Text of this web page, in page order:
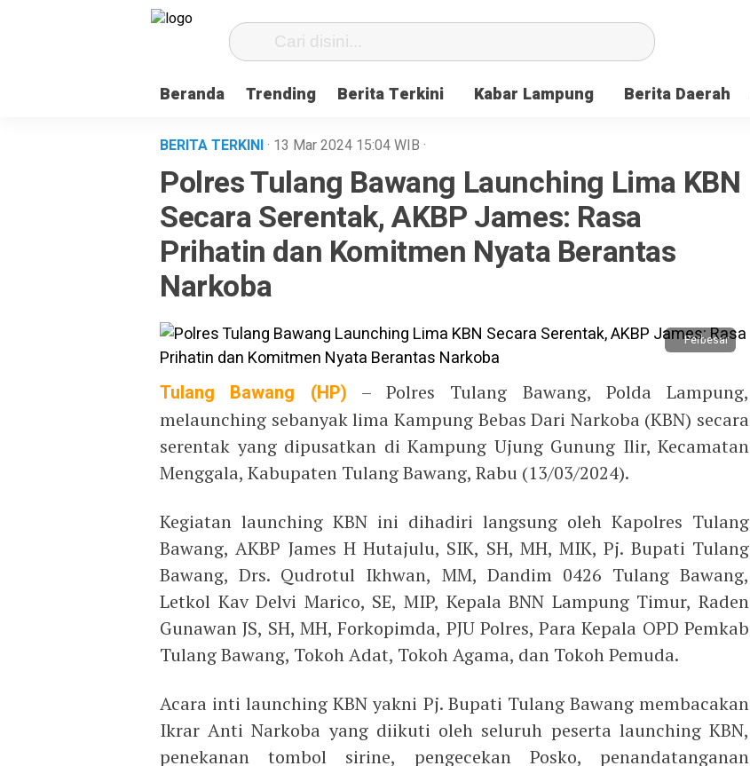
Beranda Trending Berita Terkini Kabar Lampung Berita Daerah
BERITA TERKINI· 13 Mar 2024 15:04WIB ·
Polres Tulang Bawang Launching Lima KBN
Secara Serentak, AKBP James: Rasa
Prihatin dan Komitmen Nyata Berantas
Narkoba
Perbesar
Tulang Bawang (HP) – Polres Tulang Bawang, Polda Lampung,
melaunching sebanyak lima Kampung Bebas Dari Narkoba (KBN) secara
serentak yang dipusatkan di Kampung Ujung Gunung Ilir, Kecamatan
Menggala, Kabupaten Tulang Bawang, Rabu (13/03/2024).
Kegiatan launching KBN ini dihadiri langsung oleh Kapolres Tulang
Bawang, AKBP James H Hutajulu, SIK, SH, MH, MIK, Pj. Bupati Tulang
Bawang, Drs. Qudrotul Ikhwan, MM, Dandim 0426 Tulang Bawang,
Letkol Kav Delvi Marico, SE, MIP, Kepala BNN Lampung Timur, Raden
Gunawan JS, SH, MH, Forkopimda, PJU Polres, Para Kepala OPD Pemkab
Tulang Bawang, Tokoh Adat, Tokoh Agama, dan Tokoh Pemuda.
Acara inti launching KBN yakni Pj. Bupati Tulang Bawang membacakan
Ikrar Anti Narkoba yang diikuti oleh seluruh peserta launching KBN,
penekanan tombol sirine, pengecekan Posko, penandatanganan